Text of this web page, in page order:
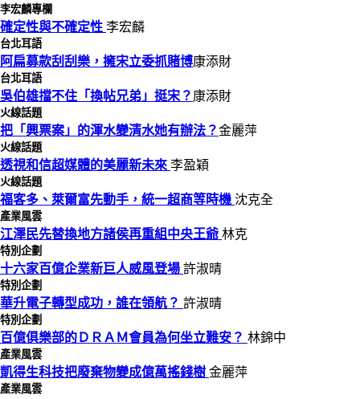
李宏麟專欄
確定性與不確定性 李宏麟
台北耳語
阿扁募款刮刮樂，擁宋立委抓賭博康添財
台北耳語
吳伯雄擋不住「換帖兄弟」挺宋？ 康添財
火線話題
把「興票案」的渾水變清水她有辦法？金麗萍
火線話題
透視和信超媒體的美麗新未來 李盈穎
火線話題
福客多、萊爾富先動手，統一超商等時機 沈克全
產業風雲
江澤民先替換地方諸侯再重組中央王爺 林克
特別企劃
十六家百億企業新巨人威風登場 許淑晴
特別企劃
華升電子轉型成功，誰在領航？ 許淑晴
特別企劃
百億俱樂部的ＤＲＡＭ會員為何坐立難安？ 林錦中
產業風雲
凱得生科技把廢棄物變成億萬搖錢樹 金麗萍
產業風雲